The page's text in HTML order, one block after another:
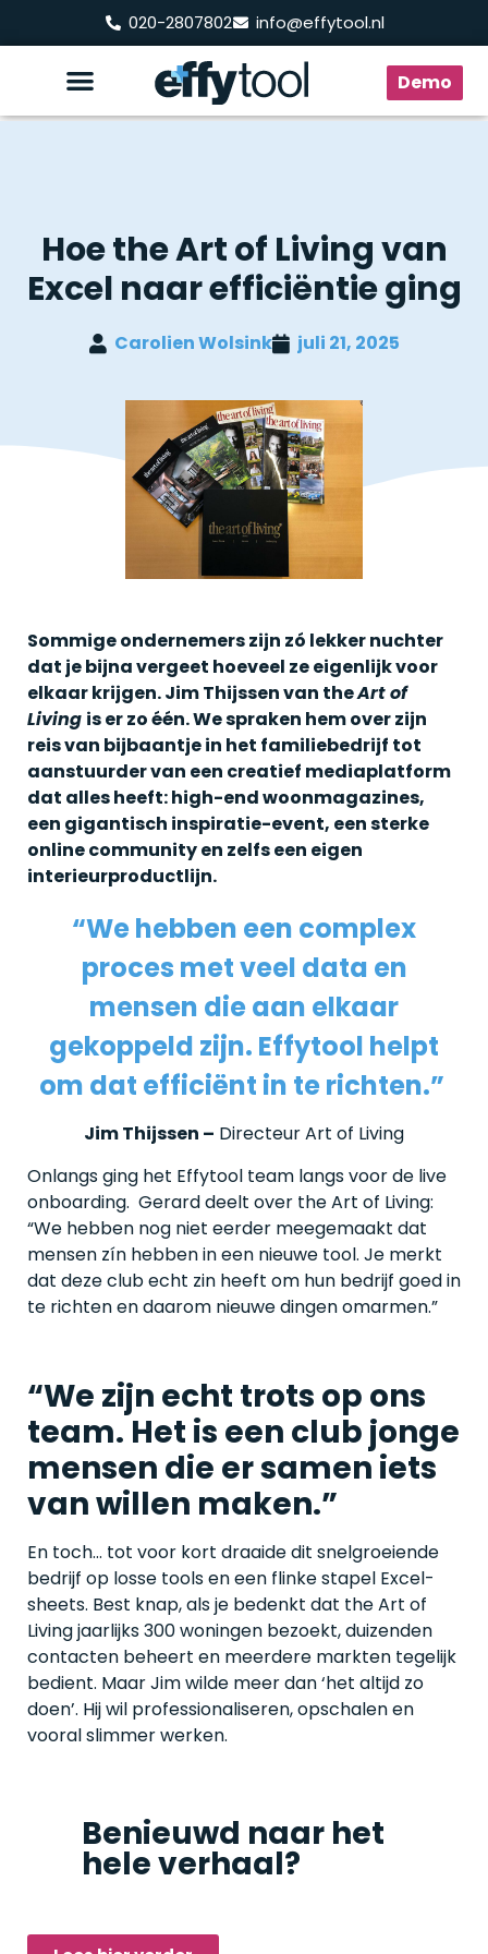
020-2807802 info@effytool.nl
Demo
Hoe the Art of Living van
Excel naar efficiëntie ging
Carolien Wolsink juli 21, 2025
Sommige ondernemers zijn zó lekker nuchter
dat je bijna vergeet hoeveel ze eigenlijk voor
elkaar krijgen. Jim Thijssen van theArt of
Living is er zo één. We spraken hem over zijn
reis van bijbaantje in het familiebedrijf tot
aanstuurder van een creatief mediaplatform
dat alles heeft: high-end woonmagazines,
een gigantisch inspiratie-event, een sterke
online community en zelfs een eigen
interieurproductlijn.
“We hebben een complex
proces met veel data en
mensen die aan elkaar
gekoppeld zijn. Effytool helpt
om dat efficiënt in te richten.”
Jim Thijssen – Directeur Art of Living
Onlangs ging het Effytool team langs voor de live
onboarding. Gerard deelt over the Art of Living:
“We hebben nog niet eerder meegemaakt dat
mensen zín hebben in een nieuwe tool. Je merkt
dat deze club echt zin heeft om hun bedrijf goed in
te richten en daarom nieuwe dingen omarmen.”
“We zijn echt trots op ons
team. Het is een club jonge
mensen die er samen iets
van willen maken.”
En toch… tot voor kort draaide dit snelgroeiende
bedrijf op losse tools en een flinke stapel Excel-
sheets. Best knap, als je bedenkt dat the Art of
Living jaarlijks 300 woningen bezoekt, duizenden
contacten beheert en meerdere markten tegelijk
bedient. Maar Jim wilde meer dan ‘het altijd zo
doen’. Hij wil professionaliseren, opschalen en
vooral slimmer werken.
Benieuwd naar het
hele verhaal?